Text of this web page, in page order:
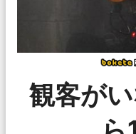
観客が